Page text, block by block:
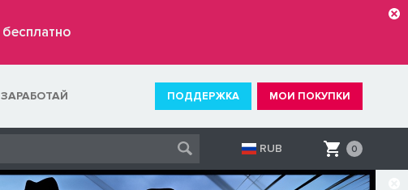
бесплатно
ЗАРАБОТАЙ ПОДДЕРЖКА МОИ ПОКУПКИ
RUB 0